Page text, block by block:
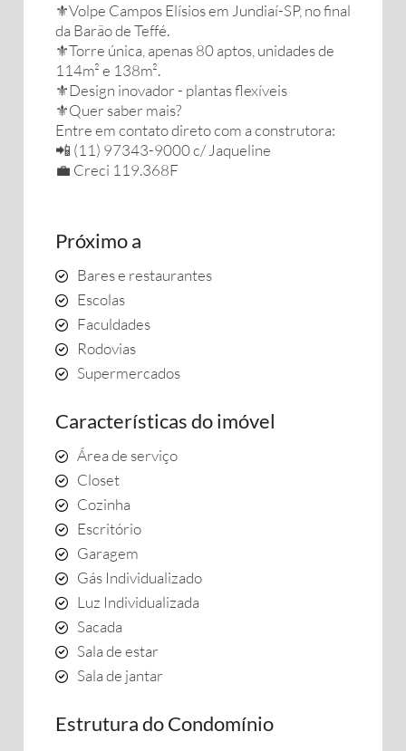
⚜️Volpe Campos Elísios em Jundiaí-SP, no final
da Barão de Teffé.
⚜️Torre única, apenas 80 aptos, unidades de
114m² e 138m².
⚜️Design inovador - plantas flexíveis
⚜️Quer saber mais?
Entre em contato direto com a construtora:
📲 (11) 97343-9000 c/ Jaqueline
💼 Creci 119.368F
Próximo a
Bares e restaurantes
Escolas
Faculdades
Rodovias
Supermercados
Características do imóvel
Área de serviço
Closet
Cozinha
Escritório
Garagem
Gás Individualizado
Luz Individualizada
Sacada
Sala de estar
Sala de jantar
Estrutura do Condomínio